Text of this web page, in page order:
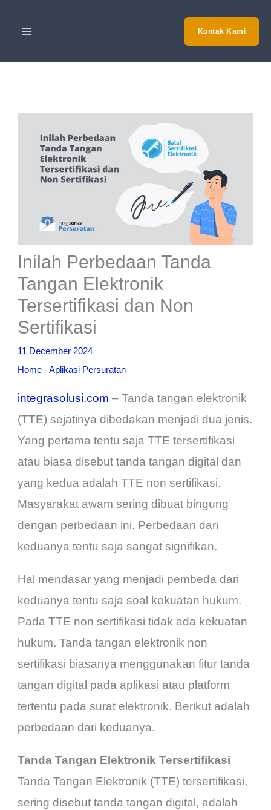
Kontak Kami
Inilah Perbedaan Tanda
Tangan Elektronik
Tersertifikasi dan Non
Sertifikasi
11 December 2024
Home -Aplikasi Persuratan
integrasolusi.com – Tanda tangan elektronik
(TTE) sejatinya dibedakan menjadi dua jenis.
Yang pertama tentu saja TTE tersertifikasi
atau biasa disebut tanda tangan digital dan
yang kedua adalah TTE non sertifikasi.
Masyarakat awam sering dibuat bingung
dengan perbedaan ini. Perbedaan dari
keduanya tentu saja sangat signifikan.
Hal mendasar yang menjadi pembeda dari
keduanya tentu saja soal kekuatan hukum.
Pada TTE non sertifikasi tidak ada kekuatan
hukum. Tanda tangan elektronik non
sertifikasi biasanya menggunakan fitur tanda
tangan digital pada aplikasi atau platform
tertentu pada surat elektronik. Berikut adalah
perbedaan dari keduanya.
Tanda Tangan Elektronik Tersertifikasi
Tanda Tangan Elektronik (TTE) tersertifikasi,
sering disebut tanda tangan digital, adalah